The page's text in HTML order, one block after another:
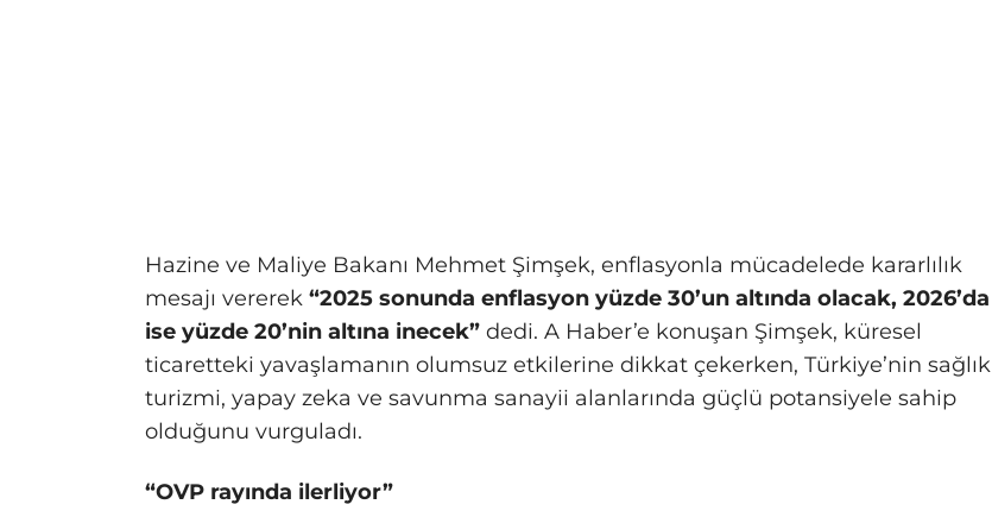
Hazine ve Maliye Bakanı Mehmet Şimşek, enflasyonla mücadelede kararlılık
mesajı vererek “2025 sonunda enflasyon yüzde 30’un altında olacak, 2026’da
ise yüzde 20’nin altına inecek” dedi. A Haber’e konuşan Şimşek, küresel
ticaretteki yavaşlamanın olumsuz etkilerine dikkat çekerken, Türkiye’nin sağlık
turizmi, yapay zeka ve savunma sanayii alanlarında güçlü potansiyele sahip
olduğunu vurguladı.
“OVP rayında ilerliyor”